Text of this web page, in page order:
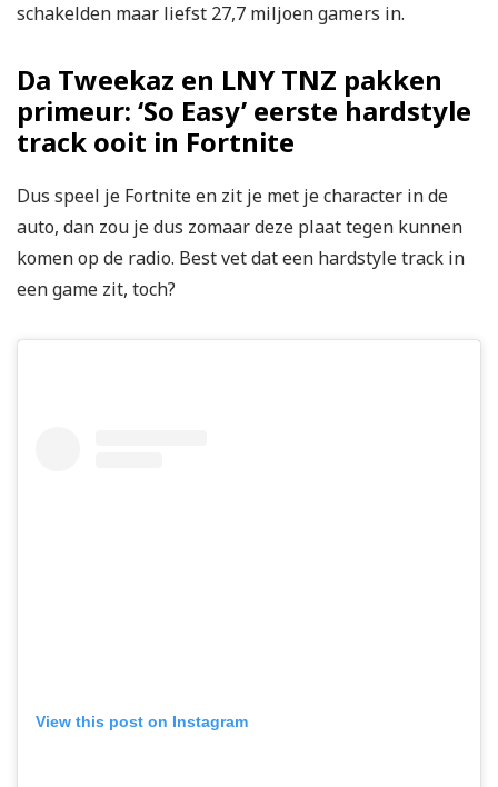
schakelden maar liefst 27,7 miljoen gamers in.
Da Tweekaz en LNY TNZ pakken
primeur: ‘So Easy’ eerste hardstyle
track ooit in Fortnite
Dus speel je Fortnite en zit je met je character in de
auto, dan zou je dus zomaar deze plaat tegen kunnen
komen op de radio. Best vet dat een hardstyle track in
een game zit, toch?
View this post on Instagram